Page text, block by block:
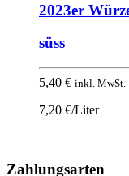
2023er
süss
5,40 € inkl. MwSt.
7,20 €/Liter
oben
Zahlungsarten